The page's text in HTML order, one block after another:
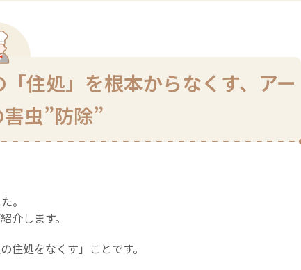
住処」を根本からなくす、アー
虫”防除”
。
介します。
住処をなくす」ことです。